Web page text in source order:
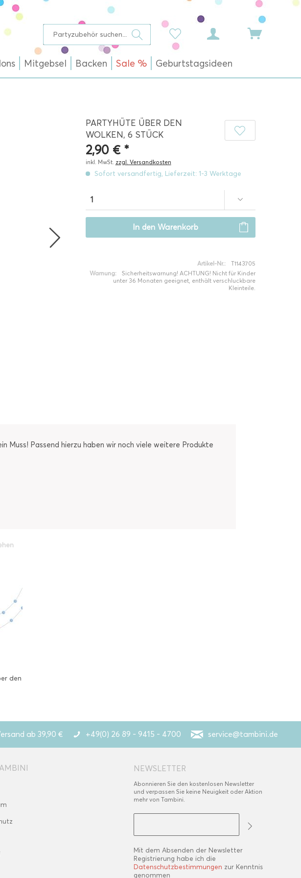
Mitgebsel Backen Sale % Geburtstagsideen
PARTYHÜTE ÜBER DEN
WOLKEN, 6 STÜCK
2,90 € *
inkl. MwSt. zzgl. Versandkosten
Sofort versandfertig, Lieferzeit: 1-3 Werktage
In den Warenkorb
Artikel-Nr.:
T1143705
Warnung:
Sicherheitswarnung! ACHTUNG! Nicht für Kinder
unter 36 Monaten geeignet, enthält verschluckbare
Kleinteile.
Muss! Passend hierzu haben wir noch viele weitere Produkte
den
ab 39,90 € +49(0) 26 89 - 9415 - 4700 service@tambini.de
NEWSLETTER
Abonnieren Sie den kostenlosen Newsletter
und verpassen Sie keine Neuigkeit oder Aktion
mehr von Tambini.
Mit dem Absenden der Newsletter
Registrierung habe ich die
Datenschutzbestimmungen zur Kenntnis
genommen